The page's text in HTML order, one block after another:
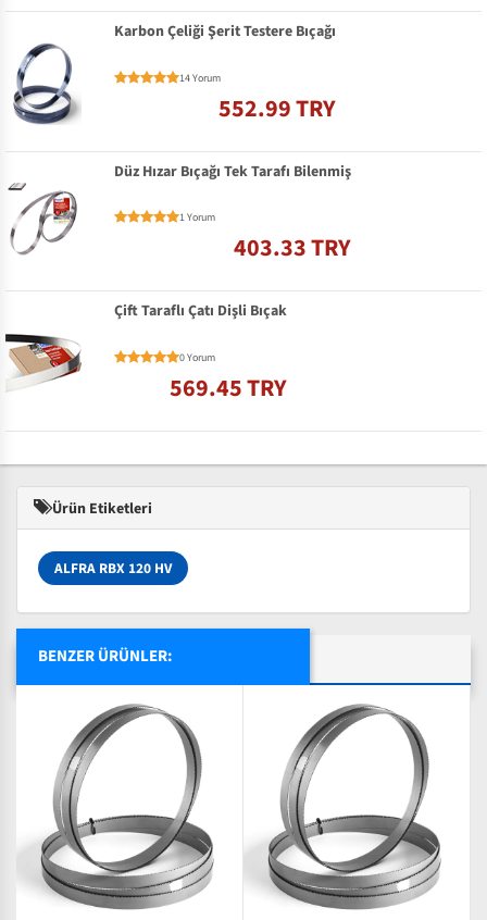
Karbon Çeliği Şerit Testere Bıçağı
14 Yorum
552.99 TRY
Düz Hızar Bıçağı Tek Tarafı Bilenmiş
1 Yorum
403.33 TRY
Çift Taraflı Çatı Dişli Bıçak
0 Yorum
569.45 TRY
Ürün Etiketleri
ALFRA RBX 120 HV
BENZER ÜRÜNLER: